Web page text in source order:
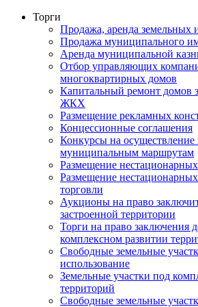
Торги
Продажа, аренда земельных
Продажа муниципального
Аренда муниципальной
Отбор управляющих
многоквартирных домов
Капитальный ремонт домов
ЖКХ
Размещение рекламных
Концессионные соглашения
Конкурсы на осуществление
муниципальным маршрутам
Размещение
Размещение
торговли
Аукционы на право
застроенной территории
Торги на право заключения
комплексном развитии
Свободные земельные
использование
Земельные участки под
территорий
Свободные земельные